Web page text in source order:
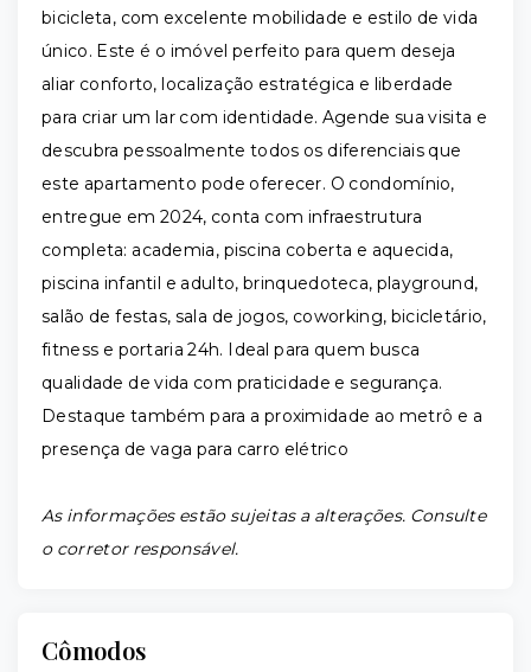
bicicleta, com excelente mobilidade e estilo de vida
único. Este é o imóvel perfeito para quem deseja
aliar conforto, localização estratégica e liberdade
para criar um lar com identidade. Agende sua visita e
descubra pessoalmente todos os diferenciais que
este apartamento pode oferecer. O condomínio,
entregue em 2024, conta com infraestrutura
completa: academia, piscina coberta e aquecida,
piscina infantil e adulto, brinquedoteca, playground,
salão de festas, sala de jogos, coworking, bicicletário,
fitness e portaria 24h. Ideal para quem busca
qualidade de vida com praticidade e segurança.
Destaque também para a proximidade ao metrô e a
presença de vaga para carro elétrico
As informações estão sujeitas a alterações. Consulte
o corretor responsável.
Cômodos